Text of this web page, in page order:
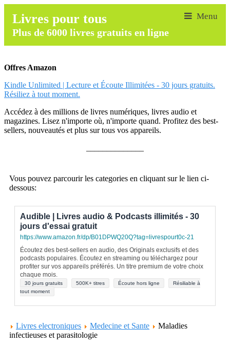
Livres pour tous
Plus de 6000 livres gratuits en ligne
Offres Amazon
Kindle Unlimited | Lecture et Écoute Illimitées - 30 jours gratuits.
Résiliez à tout moment.
Accédez à des millions de livres numériques, livres audio et
magazines. Lisez n'importe où, n'importe quand. Profitez des best-
sellers, nouveautés et plus sur tous vos appareils.
Vous pouvez parcourir les categories en cliquant sur le lien ci-
dessous:
Audible | Livres audio & Podcasts illimités - 30
jours d'essai gratuit
https://www.amazon.fr/dp/B01DPWQ20Q?tag=livrespourt0c-21
Écoutez des best-sellers en audio, des Originals exclusifs et des
podcasts populaires. Écoutez en streaming ou téléchargez pour
profiter sur vos appareils préférés. Un titre premium de votre choix
chaque mois.
30 jours gratuits 500K+ titres Écoute hors ligne
Résiliable à
tout moment
Livres electroniques Medecine et Sante
Maladies
infectieuses et parasitologie